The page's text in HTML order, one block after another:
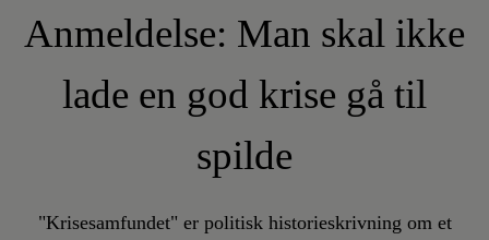
Anmeldelse: Man skal ikke
lade en god krise gå til
spilde
"Krisesamfundet" er politisk historieskrivning om et